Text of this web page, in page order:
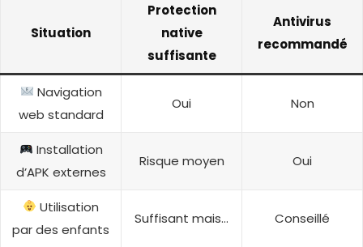
Situation
Protection
native
suffisante
Antivirus
recommandé
Navigation
web standard
Oui Non
Installation
d’APK externes
Risque moyen Oui
Utilisation
par des enfants
Suffisant mais… Conseillé